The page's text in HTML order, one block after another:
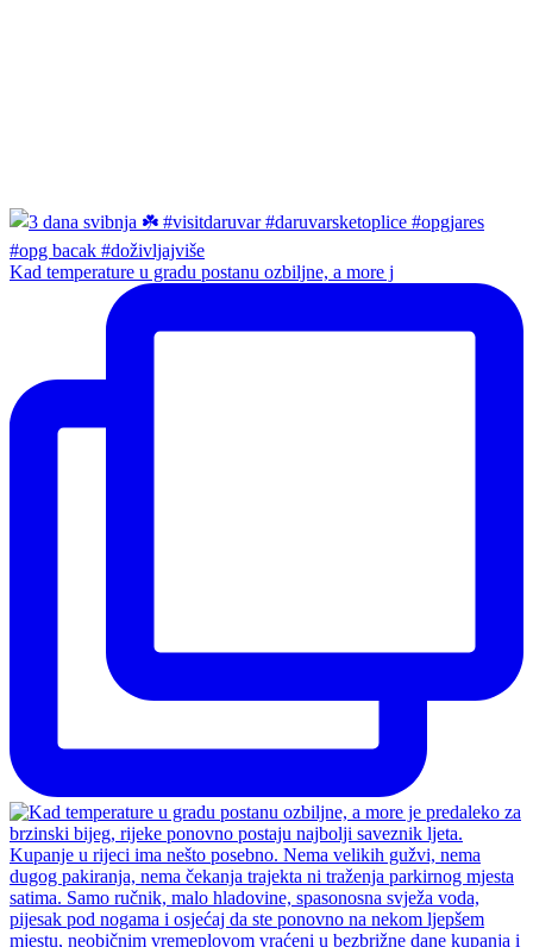
Kad temperature u gradu postanu ozbiljne, a more j